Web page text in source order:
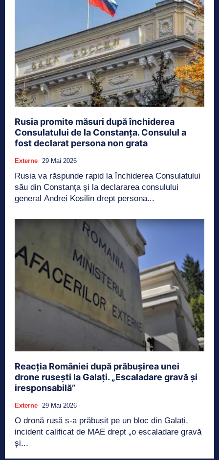
Rusia promite măsuri după închiderea
Consulatului de la Constanța. Consulul a
fost declarat persona non grata
Externe 29 Mai 2026
Rusia va răspunde rapid la închiderea Consulatului
său din Constanța și la declararea consulului
general Andrei Kosilin drept persona...
Reacția României după prăbușirea unei
drone rusești la Galați. „Escaladare gravă și
iresponsabilă”
Externe 29 Mai 2026
O dronă rusă s-a prăbușit pe un bloc din Galați,
incident calificat de MAE drept „o escaladare gravă
și...